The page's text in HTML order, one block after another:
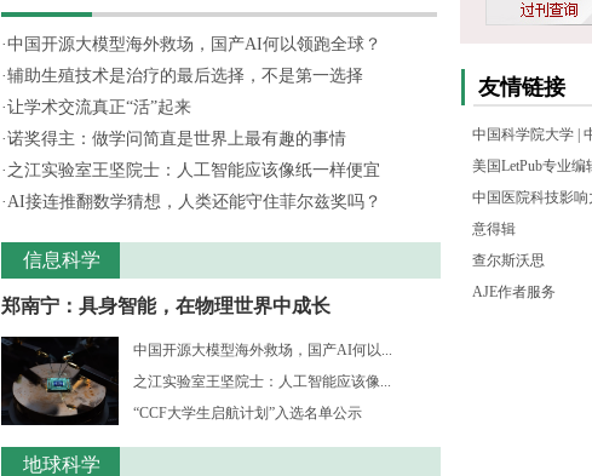
·中国开源大模型海外救场，国产AI何以领跑全球？
·辅助生殖技术是治疗的最后选择，不是第一选择
·让学术交流真正“活”起来
·诺奖得主：做学问简直是世界上最有趣的事情
· 之江实验室王坚院士：人工智能应该像纸一样便宜
·AI接连推翻数学猜想，人类还能守住菲尔兹奖吗？
信息科学
郑南宁：具身智能，在物理世界中成长
中国开源大模型海外救场，国产AI何以...
之江实验室王坚院士：人工智能应该像...
“CCF大学生启航计划”入选名单公示
地球科学
友情链接
中国科学院大学
美国LetPub专业编
中国医院科技影响
意得辑
查尔斯沃思
AJE作者服务